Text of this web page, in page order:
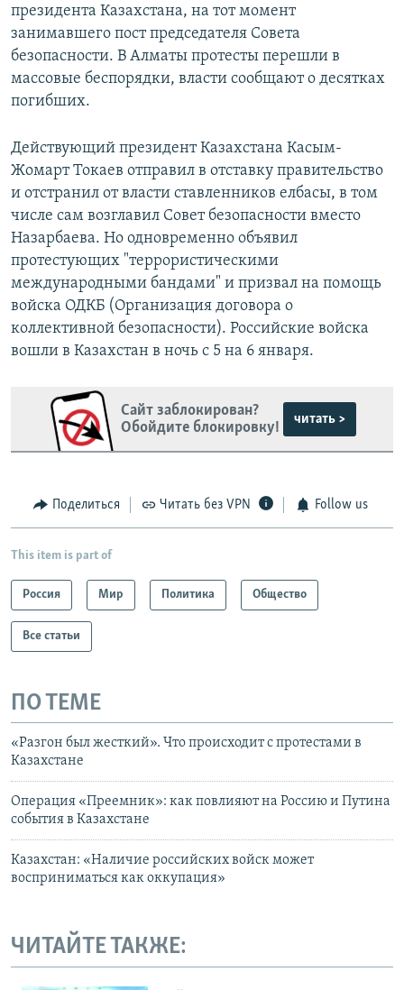
президента Казахстана, на тот момент
занимавшего пост председателя Совета
безопасности. В Алматы протесты перешли в
массовые беспорядки, власти сообщают о десятках
погибших.
Действующий президент Казахстана Касым-
Жомарт Токаев отправил в отставку правительство
и отстранил от власти ставленников елбасы, в том
числе сам возглавил Совет безопасности вместо
Назарбаева. Но одновременно объявил
протестующих "террористическими
международными бандами" и призвал на помощь
войска ОДКБ (Организация договора о
коллективной безопасности). Российские войска
вошли в Казахстан в ночь с 5 на 6 января.
Сайт заблокирован?
Обойдите блокировку!
читать >
Поделиться Читать без VPN Follow us
This item is part of
Россия Мир Политика Общество
Все статьи
ПО ТЕМЕ
«Разгон был жесткий». Что происходит с протестами в
Казахстане
Операция «Преемник»: как повлияют на Россию и Путина
события в Казахстане
Казахстан: «Наличие российских войск может
восприниматься как оккупация»
ЧИТАЙТЕ ТАКЖЕ: